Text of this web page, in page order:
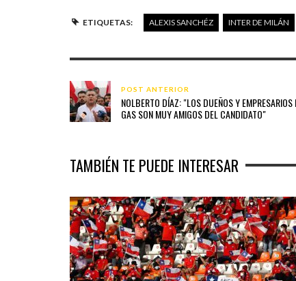
ETIQUETAS: ALEXIS SANCHÉZ INTER DE MILÁN
POST ANTERIOR
NOLBERTO DÍAZ: "LOS DUEÑOS Y EMPRESARIOS
GAS SON MUY AMIGOS DEL CANDIDATO"
TAMBIÉN TE PUEDE INTERESAR